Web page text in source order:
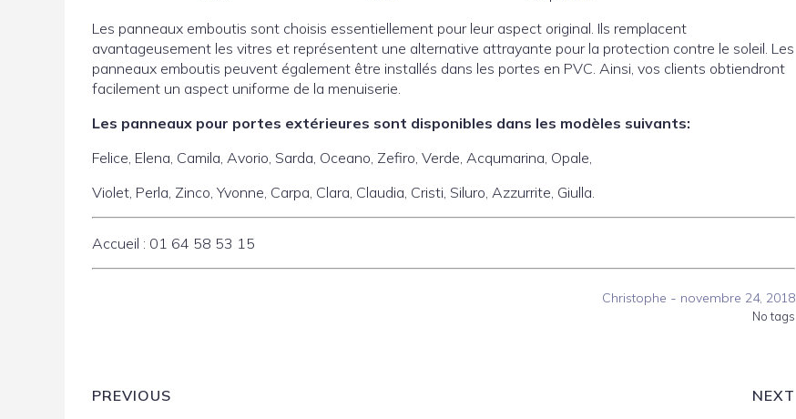
Les panneaux emboutis sont choisis essentiellement pour leur aspect original. Ils remplacent
avantageusement les vitres et représentent une alternative attrayante pour la protection contre le soleil. Les
panneaux emboutis peuvent également être installés dans les portes en PVC. Ainsi, vos clients obtiendront
facilement un aspect uniforme de la menuiserie.
Les panneaux pour portes extérieures sont disponibles dans les modèles suivants:
Felice, Elena, Camila, Avorio, Sarda, Oceano, Zefiro, Verde, Acqumarina, Opale,
Violet, Perla, Zinco, Yvonne, Carpa, Clara, Claudia, Cristi, Siluro, Azzurrite, Giulla.
Accueil : 01 64 58 53 15
Christophe - novembre 24, 2018
No tags
PREVIOUS NEXT